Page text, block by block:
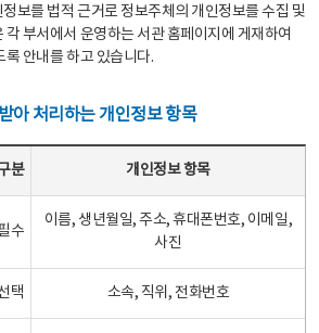
보를 법적 근거로 정보주체의 개인정보를 수집 및
각 부서에서 운영하는 서관 홈페이지에 게재하여
록 안내를 하고 있습니다.
아 처리하는 개인정보 항목
분 개인정보 항목
수
이름, 생년월일, 주소, 휴대폰번호, 이메일,
사진
택 소속, 직위, 전화번호